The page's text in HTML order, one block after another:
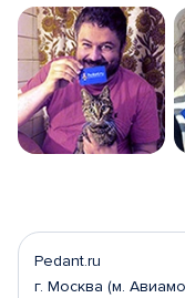
Pedant.ru
г. Москва (м.